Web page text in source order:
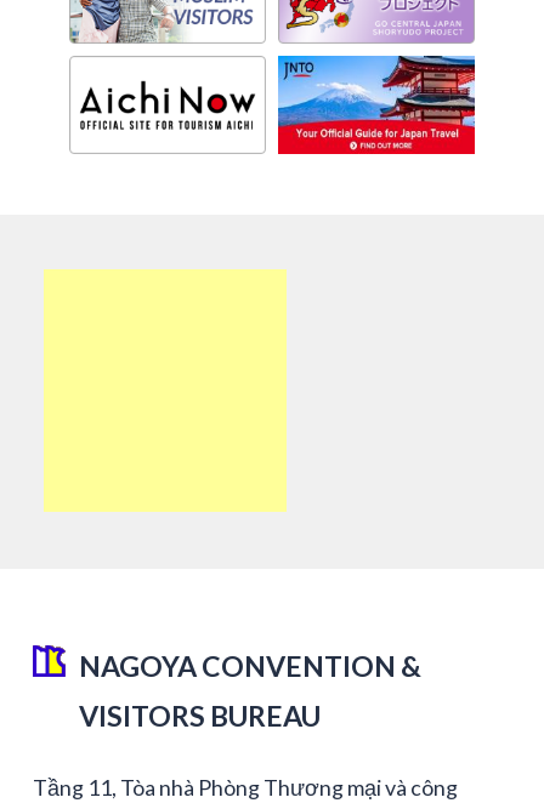
NAGOYA CONVENTION &
VISITORS BUREAU
Tầng 11, Tòa nhà Phòng Thương mại và công